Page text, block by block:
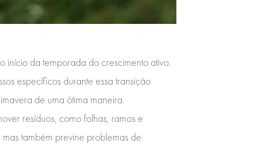
início da temporada do crescimento ativo.
específicos durante essa transição
de uma ótima maneira.
resíduos, como folhas, ramos e
também previne problemas de